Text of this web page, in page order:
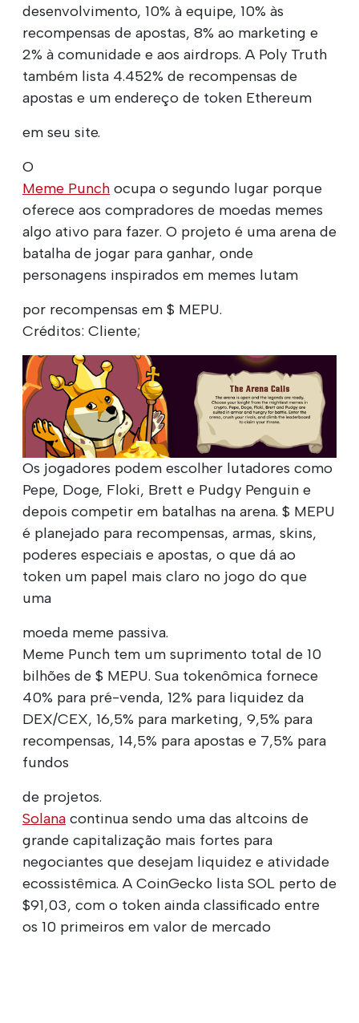
desenvolvimento, 10% à equipe, 10% às
recompensas de apostas, 8% ao marketing e
2% à comunidade e aos airdrops. A Poly Truth
também lista 4.452% de recompensas de
apostas e um endereço de token Ethereum
em seu site.
O
Meme Punch ocupa o segundo lugar porque
oferece aos compradores de moedas memes
algo ativo para fazer. O projeto é uma arena de
batalha de jogar para ganhar, onde
personagens inspirados em memes lutam
por recompensas em $ MEPU.
Créditos: Cliente;
Os jogadores podem escolher lutadores como
Pepe, Doge, Floki, Brett e Pudgy Penguin e
depois competir em batalhas na arena. $ MEPU
é planejado para recompensas, armas, skins,
poderes especiais e apostas, o que dá ao
token um papel mais claro no jogo do que
uma
moeda meme passiva.
Meme Punch tem um suprimento total de 10
bilhões de $ MEPU. Sua tokenômica fornece
40% para pré-venda, 12% para liquidez da
DEX/CEX, 16,5% para marketing, 9,5% para
recompensas, 14,5% para apostas e 7,5% para
fundos
de projetos.
Solana continua sendo uma das altcoins de
grande capitalização mais fortes para
negociantes que desejam liquidez e atividade
ecossistêmica. A CoinGecko lista SOL perto de
$91,03, com o token ainda classificado entre
os 10 primeiros em valor de mercado